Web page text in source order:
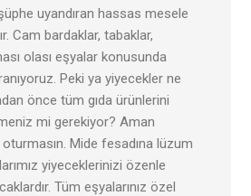
uyandıran hassas mesele
Cam bardaklar, tabaklar,
olası eşyalar konusunda
Peki ya yiyecekler ne
önce tüm gıda ürünlerini
mi gerekiyor? Aman
Mide fesadına lüzum
yiyeceklerinizi özenle
Tüm eşyalarınız özel